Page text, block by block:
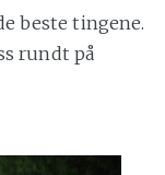
beste tingene.
rundt på